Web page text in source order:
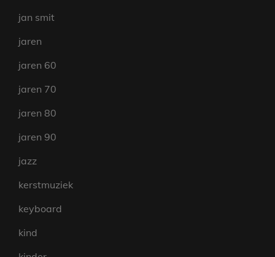
jan smit
jaren
jaren 60
jaren 70
jaren 80
jaren 90
jazz
kerstmuziek
keyboard
kind